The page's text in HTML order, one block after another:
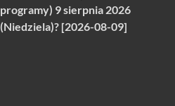
programy) 9 sierpnia 2026
(Niedziela)? [2026-08-09]